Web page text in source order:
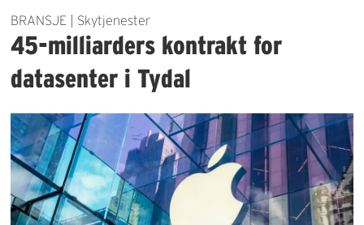
BRANSJE | Skytjenester
45-milliarders kontrakt for
datasenter i Tydal